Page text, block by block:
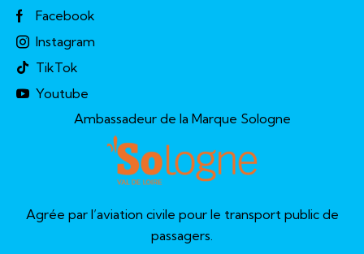
Facebook
Instagram
TikTok
Youtube
Ambassadeur de la Marque Sologne
Agrée par l’aviation civile pour le transport public de
passagers.